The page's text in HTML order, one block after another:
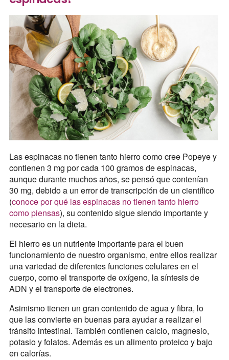
Las espinacas no tienen tanto hierro como cree Popeye y
contienen 3 mg por cada 100 gramos de espinacas,
aunque durante muchos años, se pensó que contenían
30 mg, debido a un error de transcripción de un científico
(conoce por qué las espinacas no tienen tanto hierro
como piensas), su contenido sigue siendo importante y
necesario en la dieta.
El hierro es un nutriente importante para el buen
funcionamiento de nuestro organismo, entre ellos realizar
una variedad de diferentes funciones celulares en el
cuerpo, como el transporte de oxígeno, la síntesis de
ADN y el transporte de electrones.
Asimismo tienen un gran contenido de agua y fibra, lo
que las convierte en buenas para ayudar a realizar el
tránsito intestinal. También contienen calcio, magnesio,
potasio y folatos. Además es un alimento proteico y bajo
en calorías.